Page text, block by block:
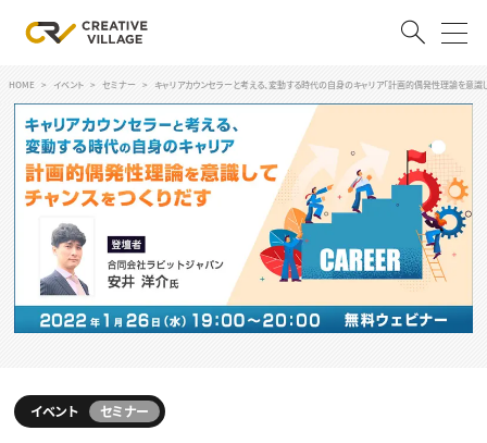
ログイン
クリエイター求人を探す
CREATIVE JOB求人検索
特集求人
採用説明会
スキルアップしたい！
HOME イベント セミナー キャリアカウンセラーと考える、変動する時代の自身のキャリア「計画的偶発性理論を意識
イベント セミナー